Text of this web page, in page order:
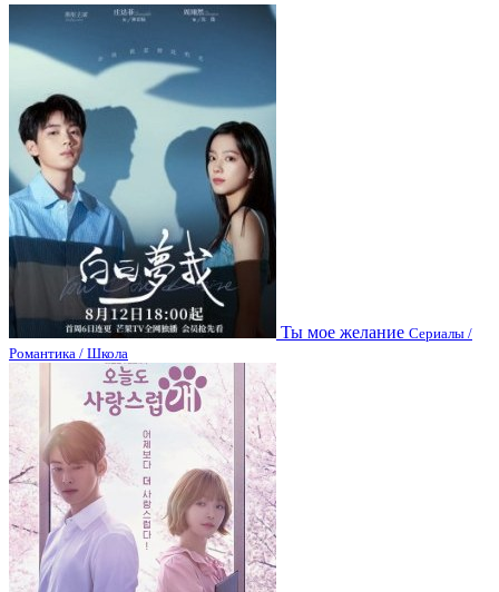
Ты мое желание Сериалы /
Романтика / Школа